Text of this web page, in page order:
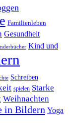
Familienleben
Gesundheit
Kind und
Schreiben
spielen Starke
Weihnachten
in Bildern Yoga